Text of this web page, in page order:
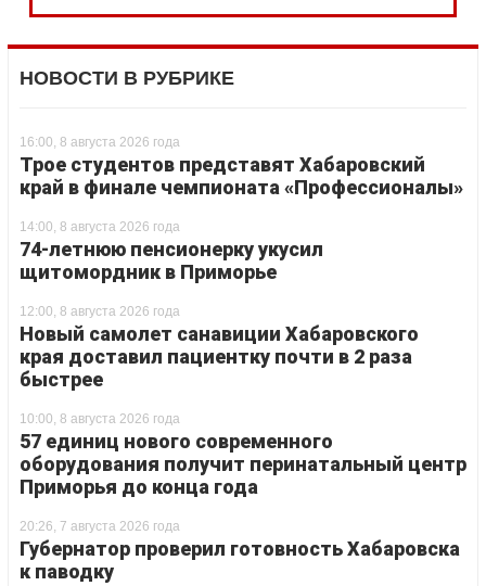
НОВОСТИ В РУБРИКЕ
16:00, 8 августа 2026 года
Трое студентов представят Хабаровский
край в финале чемпионата «Профессионалы»
14:00, 8 августа 2026 года
74-летнюю пенсионерку укусил
щитомордник в Приморье
12:00, 8 августа 2026 года
Новый самолет санавиции Хабаровского
края доставил пациентку почти в 2 раза
быстрее
10:00, 8 августа 2026 года
57 единиц нового современного
оборудования получит перинатальный центр
Приморья до конца года
20:26, 7 августа 2026 года
Губернатор проверил готовность Хабаровска
к паводку